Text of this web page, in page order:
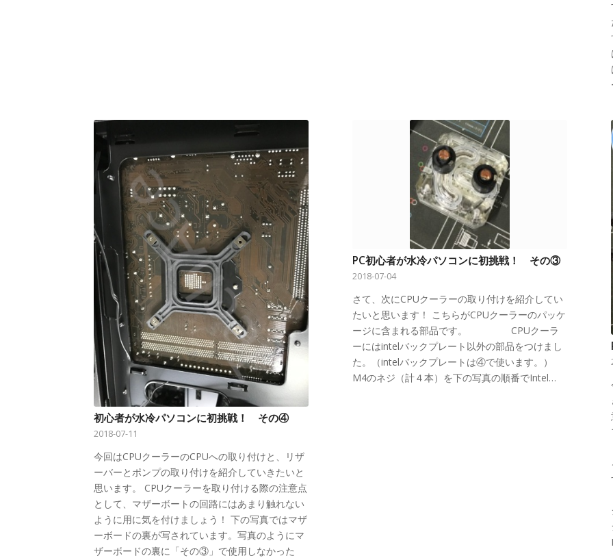
初心者が水冷パソコンに初挑戦！ その④
2018-07-11
今回はCPUクーラーのCPUへの取り付けと、リザ
ーバーとポンプの取り付けを紹介していきたいと
思います。 CPUクーラーを取り付ける際の注意点
として、マザーボートの回路にはあまり触れない
ように用に気を付けましょう！ 下の写真ではマザ
ーボードの裏が写されています。写真のようにマ
ザーボードの裏に「その③」で使用しなかった
PC初心者が水冷パソコンに初挑戦！ その③
2018-07-04
さて、次にCPUクーラーの取り付けを紹介してい
たいと思います！ こちらがCPUクーラーのパッケ
ージに含まれる部品です。 CPUクーラ
ーにはintelバックプレート以外の部品をつけまし
た。（intelバックプレートは④で使います。）
M4のネジ（計４本）を下の写真の順番でIntel…